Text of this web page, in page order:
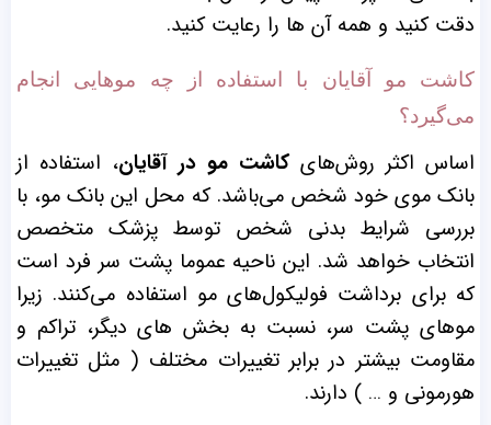
دقت کنید و همه آن ها را رعایت کنید.
کاشت مو آقایان با استفاده از چه موهایی انجام
می‌گیرد؟
اساس اکثر روش‌‌هایکاشت مو در آقایان، استفاده از
بانک موی خود شخص می‌باشد. که محل این بانک مو، با
بررسی شرایط بدنی شخص توسط پزشک متخصص
انتخاب خواهد شد. این ناحیه عموما پشت سر فرد است
که برای برداشت فولیکول‌های مو استفاده می‌کنند. زیرا
موهای پشت سر، نسبت به بخش‌ های دیگر، تراکم و
مقاومت بیشتر در برابر تغییرات مختلف ( مثل تغییرات
هورمونی و … ) دارند.